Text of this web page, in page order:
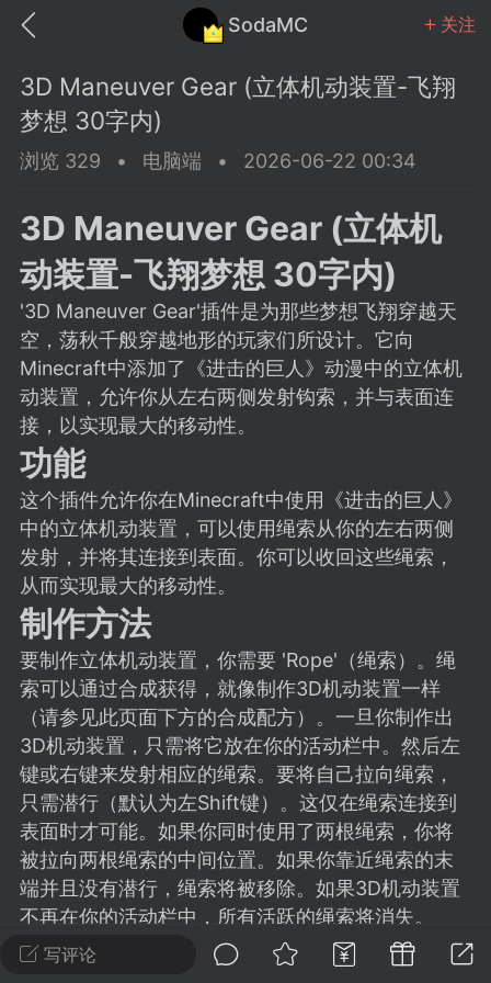
SodaMC 关注
中文社区 SodaMC
教程 材质 社区
潮涌核心
永久赞助者
11-27 02:06
议贴】SodaMC 的改进与建议 🧃
社区的建议&反馈板块，欢迎每
在这里畅所欲言，提出你对 社区功能、
、管理方式等方面 的任何想法！...
11 5.9k
潮涌核心
永久赞助者
24 23:37
电脑端 整合包分享
主页反馈贴
反馈你遇到的问题 以及 你期望的功能等
不方便可尝试通过邮箱与作者进行反馈
写评论
3D Maneuver Gear (立体机动装置-飞翔
梦想 30字内)
浏览 329 • 电脑端 • 2026-06-22 00:34
3D Maneuver Gear (立体机
动装置-飞翔梦想 30字内)
'3D Maneuver Gear'插件是为那些梦想飞翔穿越天
空，荡秋千般穿越地形的玩家们所设计。它向
Minecraft中添加了《进击的巨人》动漫中的立体机
动装置，允许你从左右两侧发射钩索，并与表面连
接，以实现最大的移动性。
功能
这个插件允许你在Minecraft中使用《进击的巨人》
中的立体机动装置，可以使用绳索从你的左右两侧
发射，并将其连接到表面。你可以收回这些绳索，
从而实现最大的移动性。
制作方法
要制作立体机动装置，你需要 'Rope'（绳索）。绳
索可以通过合成获得，就像制作3D机动装置一样
（请参见此页面下方的合成配方）。一旦你制作出
3D机动装置，只需将它放在你的活动栏中。然后左
键或右键来发射相应的绳索。要将自己拉向绳索，
只需潜行（默认为左Shift键）。这仅在绳索连接到
表面时才可能。如果你同时使用了两根绳索，你将
被拉向两根绳索的中间位置。如果你靠近绳索的末
端并且没有潜行，绳索将被移除。如果3D机动装置
不再在你的活动栏中，所有活跃的绳索将消失。
权限